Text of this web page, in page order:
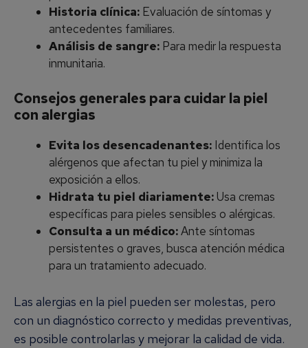
Historia clínica: Evaluación de síntomas y
antecedentes familiares.
Análisis de sangre: Para medir la respuesta
inmunitaria.
Consejos generales para cuidar la piel
con alergias
Evita los desencadenantes: Identifica los
alérgenos que afectan tu piel y minimiza la
exposición a ellos.
Hidrata tu piel diariamente: Usa cremas
específicas para pieles sensibles o alérgicas.
Consulta a un médico:Ante síntomas
persistentes o graves, busca atención médica
para un tratamiento adecuado.
Las alergias en la piel pueden ser molestas, pero
con un diagnóstico correcto y medidas preventivas,
es posible controlarlas y mejorar la calidad de vida.